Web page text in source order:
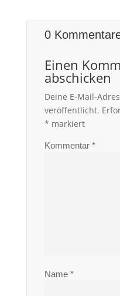
0
Einen
abschicken
Deine E-Mail-
veröffentlicht.
* markiert
Kommentar *
Name *